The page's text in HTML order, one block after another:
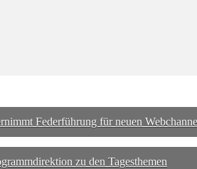
Federführung für neuen
zu den Tagesthemen